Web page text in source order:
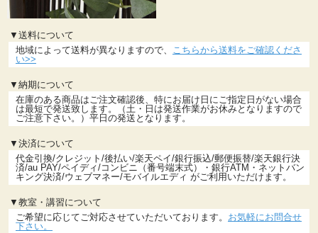
▼送料について
地域によって送料が異なりますので、 こちらから送料をご確認くださ
い>>
▼納期について
在庫のある商品はご注文確認後、特にお届け日にご指定日がない場合
は最短で発送致します。（土・日は発送作業がお休みとなりますので
ご注意下さい。）平日の発送となります。
▼決済について
代金引換/クレジット/後払い/楽天ペイ/銀行振込/郵便振替/楽天銀行決
済/au PAY/ペイディ/コンビニ（番号端末式）・銀行ATM・ネットバン
キング決済/ウェブマネー/モバイルエディ がご利用いただけます。
▼教室・講習について
ご希望に応じてご対応させていただいております。 お気軽にお問合せ
下さい。